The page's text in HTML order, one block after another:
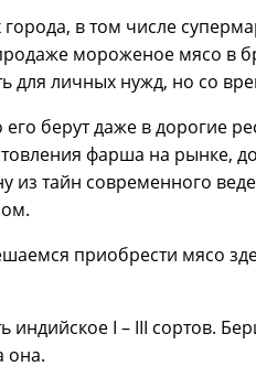
в том числе
мороженое мясо в
для личных нужд, но со
берут даже в дорогие
фарша на рынке,
тайн современного
приобрести мясо
индийское I – III сортов.
она.